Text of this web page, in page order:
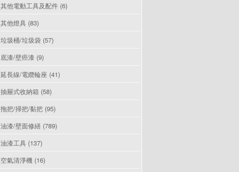
其他電動工具及配件 (6)
其他燈具 (83)
垃圾桶/垃圾袋 (57)
底漆/壁癌漆 (9)
延長線/電纜輪座 (41)
抽屜式收納箱 (58)
拖把/掃把/黏把 (95)
油漆/壁面修繕 (789)
油漆工具 (137)
空氣清淨機 (16)